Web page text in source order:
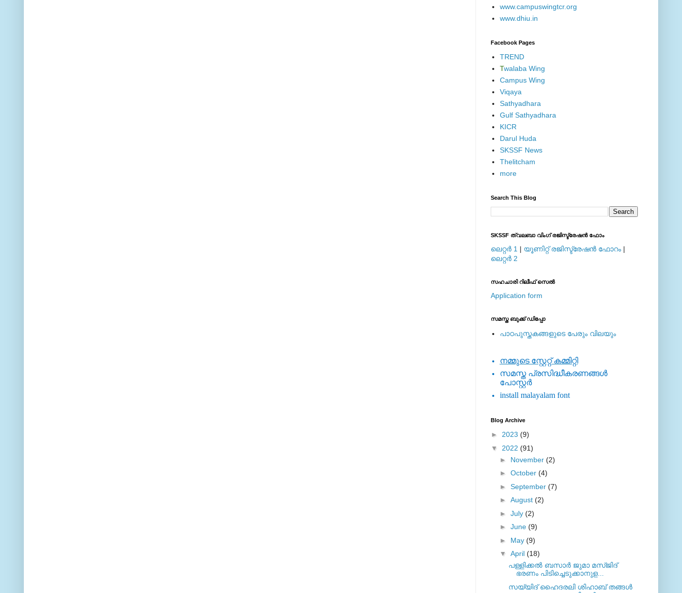
www.campuswingtcr.org
www.dhiu.in
Facebook Pages
TREND
Twalaba Wing
Campus Wing
Viqaya
Sathyadhara
Gulf Sathyadhara
KICR
Darul Huda
SKSSF News
Thelitcham
more
Search This Blog
SKSSF ത്വലബാ വിംഗ് രജിസ്ട്രേഷന്‍ ഫോം
ലെറ്റര്‍ 1 | യൂണിറ്റ് രജിസ്ട്രേഷന്‍ ഫോറം |
ലെറ്റര്‍ 2
സഹചാരി റിലീഫ് സെല്‍
Application form
സമസ്ത ബുക്ക് ഡിപ്പോ
പാഠപുസ്തകങ്ങളുടെ പേരും വിലയും
നമ്മുടെ സ്റ്റേറ്റ് കമ്മിറ്റി
സമസ്ത പ്രസിദ്ധീകരണങ്ങള്‍
പോസ്റ്റര്‍
install malayalam font
Blog Archive
► 2023 (9)
▼ 2022 (91)
► November (2)
► October (4)
► September (7)
► August (2)
► July (2)
► June (9)
► May (9)
▼ April (18)
പള്ളിക്കൽ ബസാർ ജുമാ മസ്ജിദ്
ഭരണം പിടിച്ചെടുക്കാനുള...
സയ്യിദ് ഹൈദരലി ശിഹാബ് തങ്ങൾ